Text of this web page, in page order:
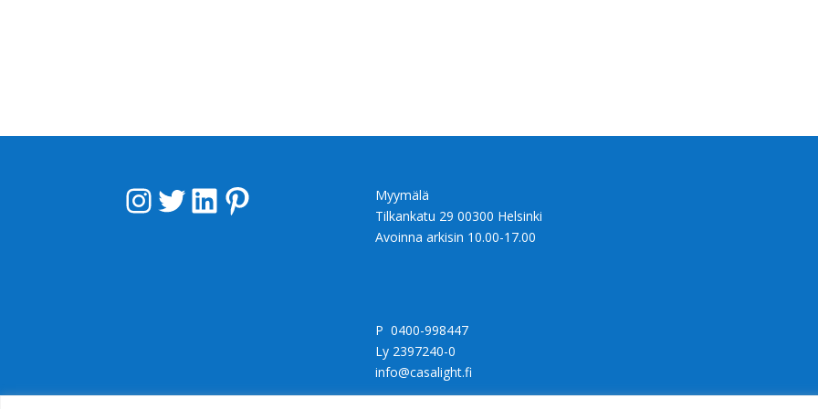
InstagramTwitter LinkedIn Pinterest
Myymälä
Tilkankatu 29 00300 Helsinki
Avoinna arkisin 10.00-17.00
P 0400-998447
Ly 2397240-0
info@casalight.fi